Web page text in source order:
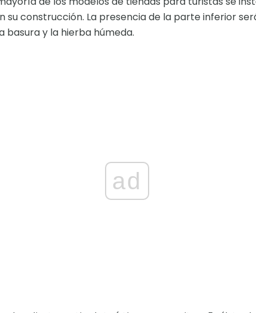
su construcción. La presencia de la parte inferior
y la hierba húmeda.
ad